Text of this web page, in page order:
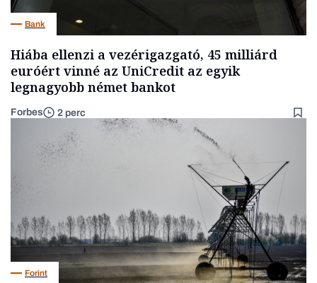
Bank
Hiába ellenzi a vezérigazgató, 45 milliárd
euróért vinné az UniCredit az egyik
legnagyobb német bankot
Forbes 2 perc
Forint